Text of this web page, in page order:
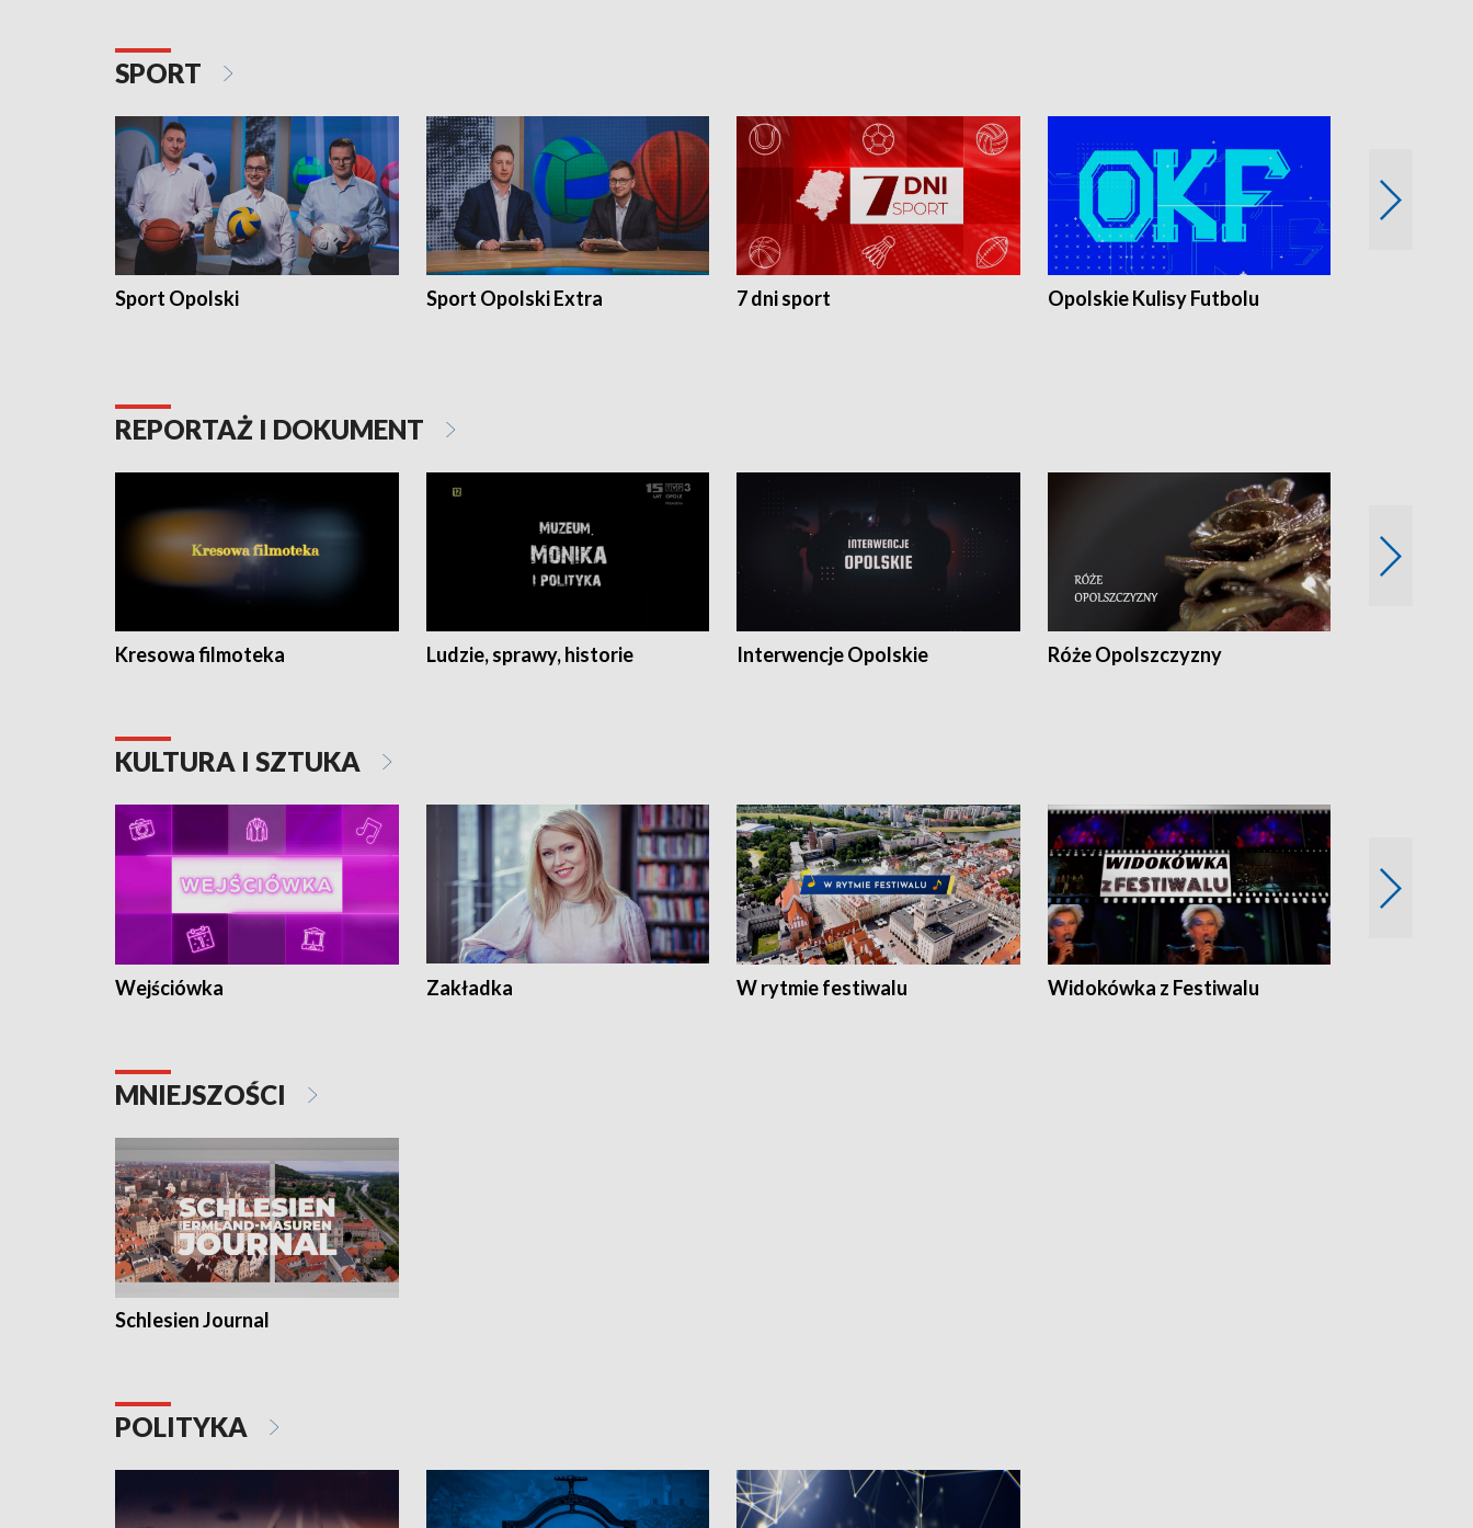
SPORT
Sport Opolski Sport Opolski Extra 7 dni sport Opolskie Kulisy Futbolu
REPORTAŻ I DOKUMENT
Kresowa filmoteka Ludzie, sprawy, historie Interwencje Opolskie Róże Opolszczyzny
KULTURA I SZTUKA
Wejściówka Zakładka W rytmie festiwalu Widokówka z Festiwalu
MNIEJSZOŚCI
Schlesien Journal
POLITYKA